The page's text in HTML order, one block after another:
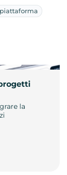
piattaforma
la